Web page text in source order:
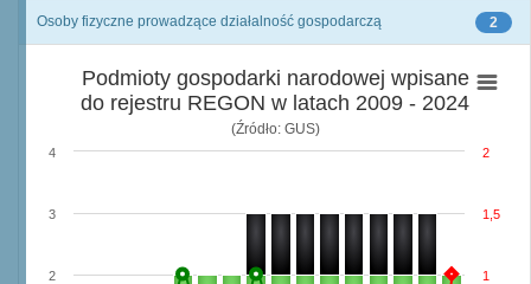
2
Osoby fizyczne prowadzące działalność gospodarczą
Podmioty gospodarki narodowej wpisane
do rejestru REGON w latach 2009 - 2024
(Źródło: GUS)
2
3
4
1
1,5
2